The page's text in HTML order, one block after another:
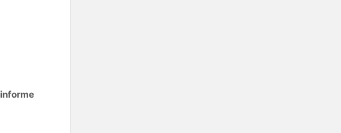
informe